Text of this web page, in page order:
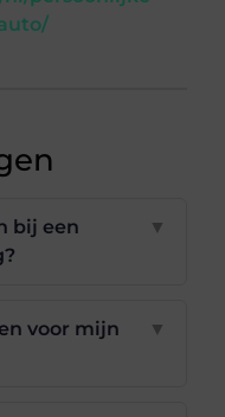
bij een
▼
voor mijn
▼